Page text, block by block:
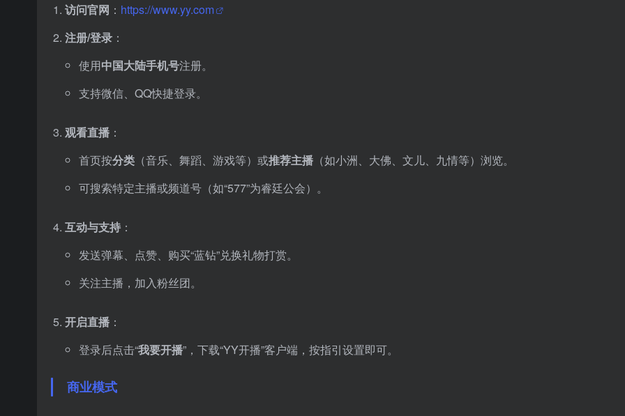
访问官网 ： https://www.yy.com
注册/登录 ：
使用中国大陆手机号注册。
支持微信、QQ快捷登录。
观看直播 ：
首页按分类 （音乐、舞蹈、游戏等）或推荐主播 （如小洲、大佛、文儿、九情等）浏览。
可搜索特定主播或频道号（如“577”为睿廷公会）。
互动与支持 ：
发送弹幕、点赞、购买“蓝钻”兑换礼物打赏。
关注主播，加入粉丝团。
开启直播 ：
登录后点击“我要开播”，下载“YY开播”客户端，按指引设置即可。
商业模式